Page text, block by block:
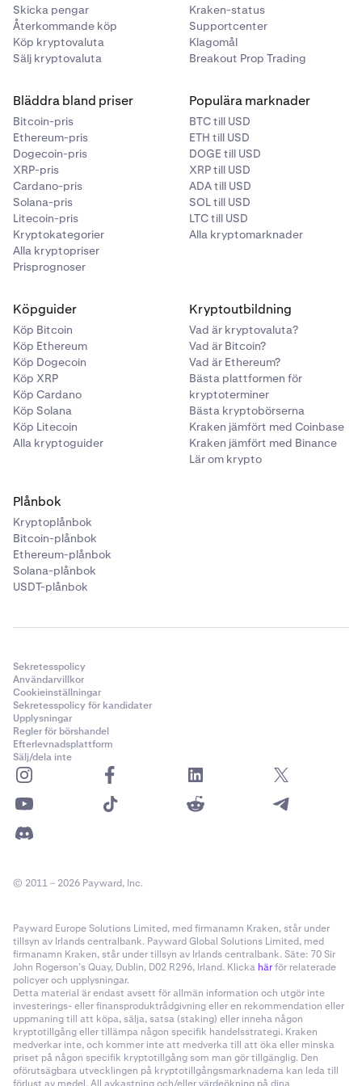
Skicka pengar
Återkommande köp
Köp kryptovaluta
Sälj kryptovaluta
Kraken-status
Supportcenter
Klagomål
Breakout Prop Trading
Bläddra bland priser
Bitcoin-pris
Ethereum-pris
Dogecoin-pris
XRP-pris
Cardano-pris
Solana-pris
Litecoin-pris
Kryptokategorier
Alla kryptopriser
Prisprognoser
Populära marknader
BTC till USD
ETH till USD
DOGE till USD
XRP till USD
ADA till USD
SOL till USD
LTC till USD
Alla kryptomarknader
Köpguider
Köp Bitcoin
Köp Ethereum
Köp Dogecoin
Köp XRP
Köp Cardano
Köp Solana
Köp Litecoin
Alla kryptoguider
Kryptoutbildning
Vad är kryptovaluta?
Vad är Bitcoin?
Vad är Ethereum?
Bästa plattformen för
kryptoterminer
Bästa kryptobörserna
Kraken jämfört med Coinbase
Kraken jämfört med Binance
Lär om krypto
Plånbok
Kryptoplånbok
Bitcoin-plånbok
Ethereum-plånbok
Solana-plånbok
USDT-plånbok
Sekretesspolicy
Användarvillkor
Cookieinställningar
Sekretesspolicy för kandidater
Upplysningar
Regler för börshandel
Efterlevnadsplattform
Sälj/dela inte
© 2011 – 2026 Payward, Inc.
Payward Europe Solutions Limited, med firmanamn Kraken, står under
tillsyn av Irlands centralbank. Payward Global Solutions Limited, med
firmanamn Kraken, står under tillsyn av Irlands centralbank. Säte: 70 Sir
John Rogerson’s Quay, Dublin, D02 R296, Irland. Klicka härför relaterade
policyer och upplysningar.
Detta material är endast avsett för allmän information och utgör inte
investerings- eller finansproduktrådgivning eller en rekommendation eller
uppmaning till att köpa, sälja, satsa (staking) eller inneha någon
kryptotillgång eller tillämpa någon specifik handelsstrategi. Kraken
medverkar inte, och kommer inte att medverka till att öka eller minska
priset på någon specifik kryptotillgång som man gör tillgänglig. Den
oförutsägbara utvecklingen på kryptotillgångsmarknaderna kan leda till